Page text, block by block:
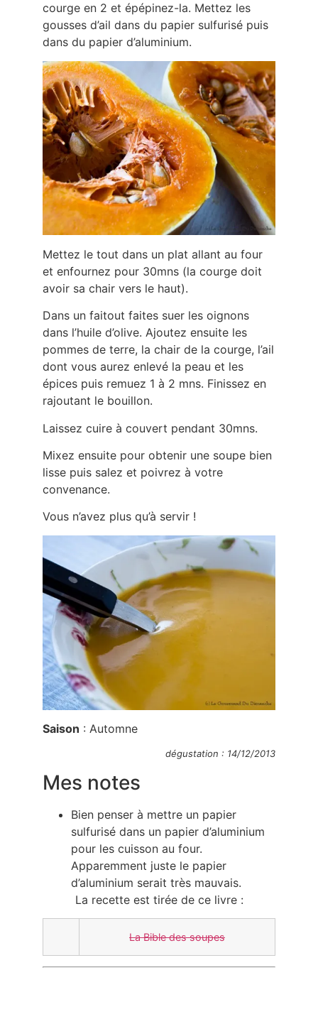
courge en 2 et épépinez-la. Mettez les
gousses d’ail dans du papier sulfurisé puis
dans du papier d’aluminium.
Mettez le tout dans un plat allant au four
et enfournez pour 30mns (la courge doit
avoir sa chair vers le haut).
Dans un faitout faites suer les oignons
dans l’huile d’olive. Ajoutez ensuite les
pommes de terre, la chair de la courge, l’ail
dont vous aurez enlevé la peau et les
épices puis remuez 1 à 2 mns. Finissez en
rajoutant le bouillon.
Laissez cuire à couvert pendant 30mns.
Mixez ensuite pour obtenir une soupe bien
lisse puis salez et poivrez à votre
convenance.
Vous n’avez plus qu’à servir !
Saison : Automne
dégustation : 14/12/2013
Mes notes
Bien penser à mettre un papier
sulfurisé dans un papier d’aluminium
pour les cuisson au four.
Apparemment juste le papier
d’aluminium serait très mauvais.
La recette est tirée de ce livre :
La Bible des soupes